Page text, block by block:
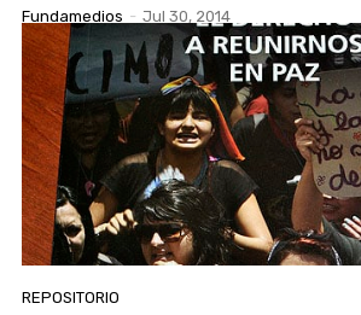
Fundamedios - Jul 30, 2014
REPOSITORIO